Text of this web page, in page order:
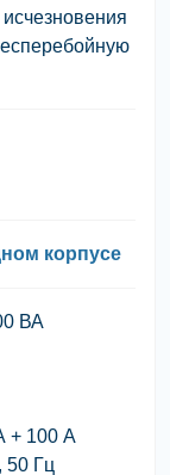
корпусе
ВА
+ 100 А
50 Гц